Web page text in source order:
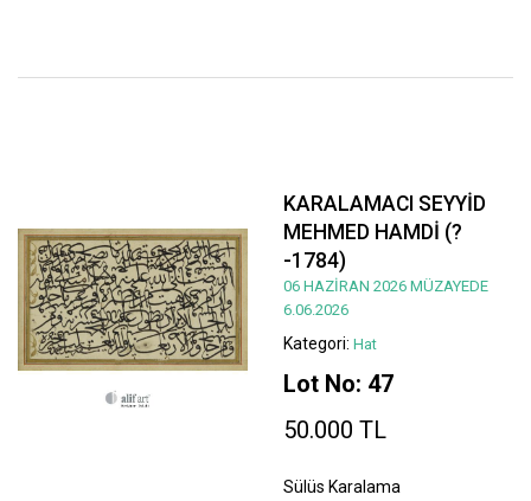
KARALAMACI SEYYİD
MEHMED HAMDİ (?
-1784)
06 HAZİRAN 2026 MÜZAYEDE
6.06.2026
Kategori: Hat
Lot No: 47
50.000 TL
Sülüs Karalama